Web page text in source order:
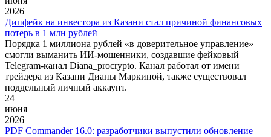
2026
Дипфейк на инвестора из Казани стал причиной финансовых
потерь в 1 млн рублей
Порядка 1 миллиона рублей «в доверительное управление»
смогли выманить ИИ-мошенники, создавшие фейковый
Telegram-канал Diana_procrypto. Канал работал от имени
трейдера из Казани Дианы Маркиной, также существовал
поддельный личный аккаунт.
24
июня
2026
PDF Commander 16.0: разработчики выпустили обновление